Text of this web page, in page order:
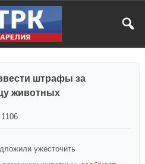
штрафы за
животных
1106
ужесточить